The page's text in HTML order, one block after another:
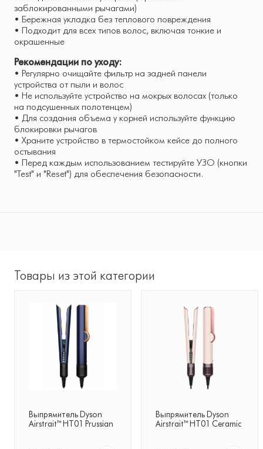
заблокированными рычагами)
• Бережная укладка без теплового повреждения
• Подходит для всех типов волос, включая тонкие и
окрашенные
Рекомендации по уходу:
• Регулярно очищайте фильтр на задней панели
устройства от пыли и волос
• Не используйте устройство на мокрых волосах (только
на подсушенных полотенцем)
• Для создания объема у корней используйте функцию
блокировки рычагов
• Храните устройство в термостойком кейсе до полного
остывания
• Перед каждым использованием тестируйте УЗО (кнопки
"Test" и "Reset") для обеспечения безопасности.
Товары из этой категории
Выпрямитель Dyson
Airstrait™ HT01 Prussian
Выпрямитель Dyson
Airstrait™ HT01 Ceramic